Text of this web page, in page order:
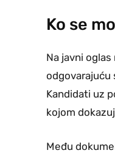
Ko se
Na javni
odgovarajuću
Kandidati uz
kojom
Među